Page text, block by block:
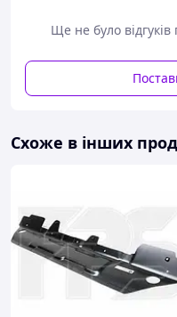
Ще не було
Схоже в інших